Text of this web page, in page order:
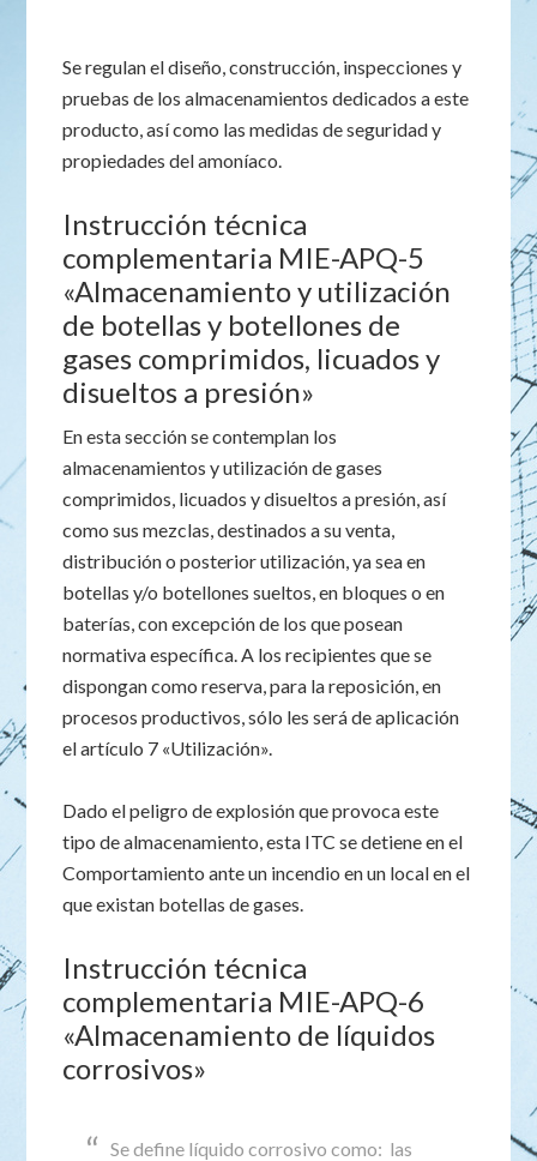
Se regulan el diseño, construcción, inspecciones y
pruebas de los almacenamientos dedicados a este
producto, así como las medidas de seguridad y
propiedades del amoníaco.
Instrucción técnica
complementaria MIE-APQ-5
«Almacenamiento y utilización
de botellas y botellones de
gases comprimidos, licuados y
disueltos a presión»
En esta sección se contemplan los
almacenamientos y utilización de gases
comprimidos, licuados y disueltos a presión, así
como sus mezclas, destinados a su venta,
distribución o posterior utilización, ya sea en
botellas y/o botellones sueltos, en bloques o en
baterías, con excepción de los que posean
normativa específica. A los recipientes que se
dispongan como reserva, para la reposición, en
procesos productivos, sólo les será de aplicación
el artículo 7 «Utilización».
Dado el peligro de explosión que provoca este
tipo de almacenamiento, esta ITC se detiene en el
Comportamiento ante un incendio en un local en el
que existan botellas de gases.
Instrucción técnica
complementaria MIE-APQ-6
«Almacenamiento de líquidos
corrosivos»
Se define líquido corrosivo como: las